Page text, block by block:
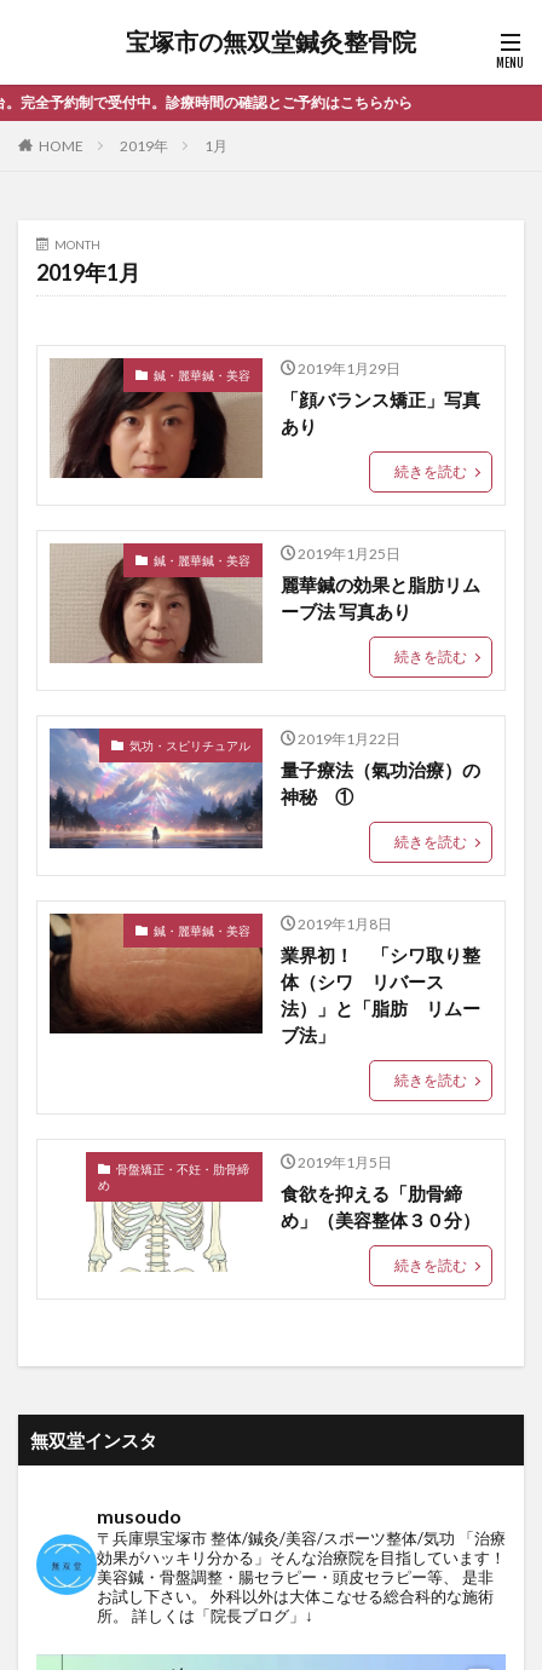
宝塚市の無双堂鍼灸整骨院
中。診療時間の確認とご予約はこちらから
HOME 2019年 1月
MONTH
2019年1月
鍼・麗華鍼・美容 2019年1月29日
「顔バランス矯正」写真
あり
続きを読む
鍼・麗華鍼・美容 2019年1月25日
麗華鍼の効果と脂肪リム
ーブ法 写真あり
続きを読む
気功・スピリチュアル 2019年1月22日
量子療法（氣功治療）の
神秘 ①
続きを読む
鍼・麗華鍼・美容 2019年1月8日
業界初！ 「シワ取り整
体（シワ リバース
法）」と「脂肪 リムー
ブ法」
続きを読む
骨盤矯正・不妊・肋骨締
め
2019年1月5日
食欲を抑える「肋骨締
め」（美容整体３０分）
続きを読む
無双堂インスタ
musoudo
〒兵庫県宝塚市整体/鍼灸/美容/スポーツ整体/気功 「治療
効果がハッキリ分かる」そんな治療院を目指しています！
美容鍼・骨盤調整・腸セラピー・頭皮セラピー等、
是非
お試し下さい。
外科以外は大体こなせる総合科的な施術
所。
詳しくは「院長ブログ」↓